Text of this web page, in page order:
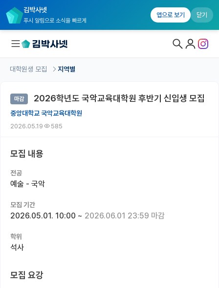
김박사넷
푸시 알림으로 소식을 빠르게
앱으로 보기 닫기
대학원생 모집 홈
전공별 모집 정보
지역별 모집 정보
국내대학원 정보
연구실&오픈랩
커뮤니티
유학교육
대학원생 모집 지역별
마감 2026학년도 국악교육대학원 후반기 신입생 모집
중앙대학교 국악교육대학원
2026.05.19 585
모집 내용
전공
예술 - 국악
모집 기간
2026.05.01. 10:00 ~ 2026.06.01 23:59 마감
학위
석사
모집 요강